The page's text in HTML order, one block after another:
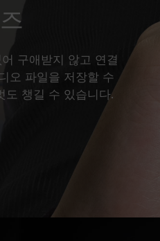
구애받지 않고 연결
오 파일을 저장할 수
도 챙길 수 있습니다.